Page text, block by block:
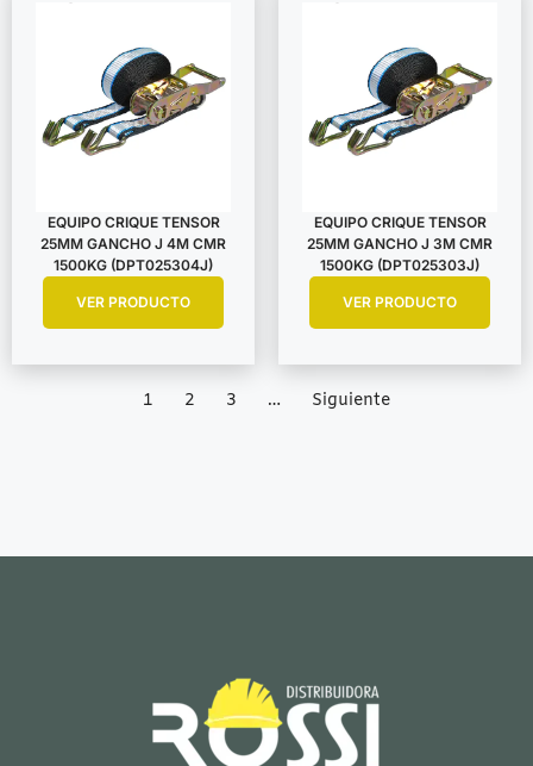
EQUIPO CRIQUE TENSOR
25MM GANCHO J 4M CMR
1500KG (DPT025304J)
VER PRODUCTO
EQUIPO CRIQUE TENSOR
25MM GANCHO J 3M CMR
1500KG (DPT025303J)
VER PRODUCTO
1 2 3 … Siguiente